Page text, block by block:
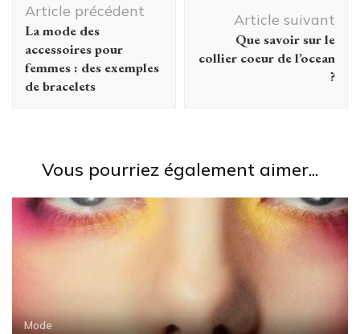
d'article
Article précédent
La mode des
accessoires pour
femmes : des exemples
de bracelets
Article suivant
Que savoir sur le
collier coeur de l’ocean
?
Vous pourriez également aimer...
Mode